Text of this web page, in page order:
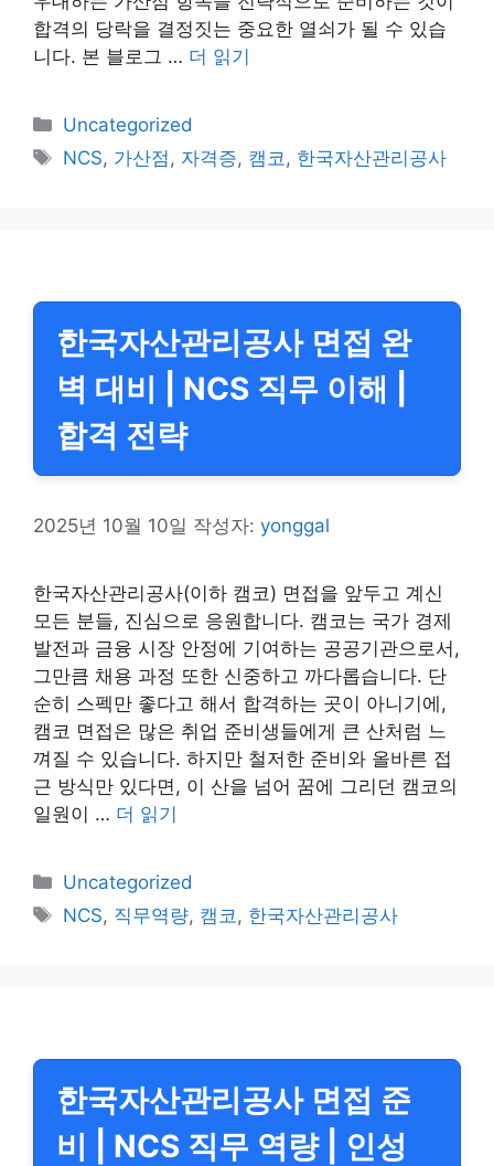
합격의 당락을 결정짓는 중요한 열쇠가 될 수 있습
니다. 본 블로그 … 더 읽기
카
테
Uncategorized
태
NCS, 가산점 , 자격증, 캠코 , 한국자산관리공사
한국자산관리공사 면접 완
벽 대비 | NCS 직무 이해 |
합격 전략
2025년 10월 10일 작성자: yonggal
한국자산관리공사(이하 캠코) 면접을 앞두고 계신
모든 분들, 진심으로 응원합니다. 캠코는 국가 경제
발전과 금융 시장 안정에 기여하는 공공기관으로서,
그만큼 채용 과정 또한 신중하고 까다롭습니다. 단
순히 스펙만 좋다고 해서 합격하는 곳이 아니기에,
캠코 면접은 많은 취업 준비생들에게 큰 산처럼 느
껴질 수 있습니다. 하지만 철저한 준비와 올바른 접
근 방식만 있다면, 이 산을 넘어 꿈에 그리던 캠코의
일원이 … 더 읽기
카
테
Uncategorized
태
NCS, 직무역량, 캠코 , 한국자산관리공사
한국자산관리공사 면접 준
비 | NCS 직무 역량 | 인성